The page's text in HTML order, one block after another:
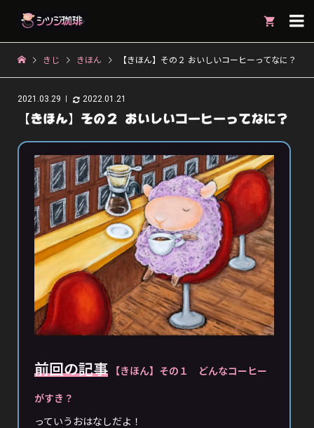

きじ きほん 【きほん】その２ おいしいコーヒーってなに？
2021.03.29 2022.01.21
【きほん】その２ おいしいコーヒーってなに？
前回の記事 【きほん】その１ どんなコーヒー
がすき？
っていうおはなしだよ！